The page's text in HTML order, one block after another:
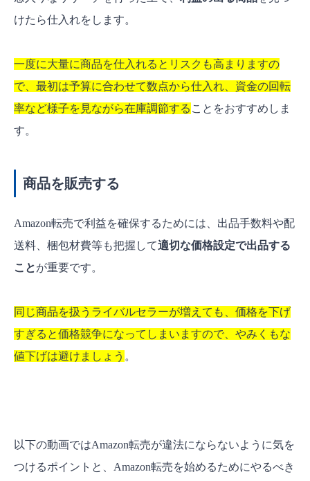
けたら仕入れをします。
一度に大量に商品を仕入れるとリスクも高まりますの
で、最初は予算に合わせて数点から仕入れ、資金の回転
率など様子を見ながら在庫調節する ことをおすすめしま
す。
商品を販売する
Amazon転売で利益を確保するためには、出品手数料や配
送料、梱包材費等も把握して適切な価格設定で出品する
ことが重要です。
同じ商品を扱うライバルセラーが増えても、価格を下げ
すぎると価格競争になってしまいますので、やみくもな
値下げは避けましょう 。
以下の動画ではAmazon転売が違法にならないように気を
つけるポイントと、Amazon転売を始めるためにやるべき